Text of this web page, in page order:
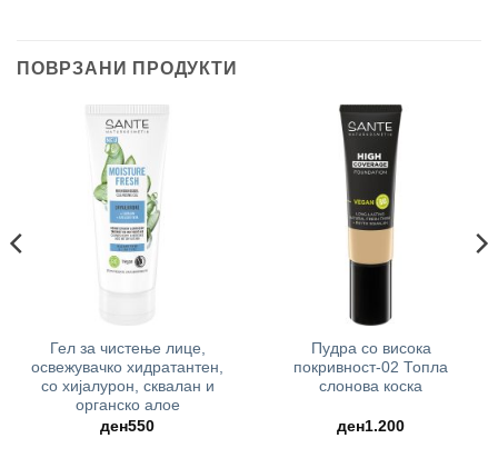
ПОВРЗАНИ ПРОДУКТИ
Гел за чистење лице,
освежувачко хидратантен,
со хијалурон, сквалан и
органско алое
ден550
Пудра со висока
покривност-02 Топла
слонова коска
ден1.200